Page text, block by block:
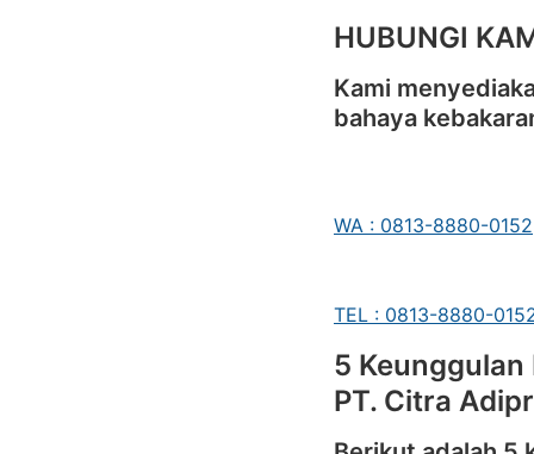
HUBUNGI
Kami
bahaya
WA : 0813-8880-0152
TEL : 0813-8880-
5
PT. Citra